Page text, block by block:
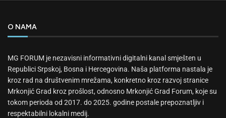
O NAMA
MG FORUM je nezavisni informativni digitalni kanal smješten u
Republici Srpskoj, Bosna i Hercegovina. Naša platforma nastala je
kroz rad na društvenim mrežama, konkretno kroz razvoj stranice
Mrkonjić Grad kroz prošlost, odnosno Mrkonjić Grad Forum, koje su
tokom perioda od 2017. do 2025. godine postale prepoznatljiv i
respektabilni lokalni medij.